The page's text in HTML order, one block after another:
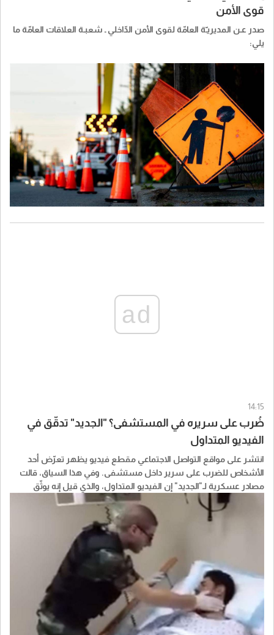
قوى الأمن
صدر عـن المديريـّة العامّة لقوى الأمن الدّاخلي ـ شعبـة العلاقات العامّة ما
يلي:
14-8-2026 ستقوم إحدى الشركات المتعهّدة بتنفيذ أعمال برشّ الزفت
ولغاية الساعة 5.00 من اليوم التالي.
سيتمّ قطع السير في المكان طيلة فترة الأعمال، وتحويله يسارًا من
تحت الجسر ما بعد محطّة ملّاح يمينًا باتّجاه البدوي وصولًا إلى منطقة
البدوي – دخولية النهر – الكرنتينا، أمّا صعودًا فباتّجاه جادّة شارل مالك أو
يسارًا باتّجاه كنيسة السيدة – ساسين.
ad
14:15
ضُرب على سريره في المستشفى؟ "الجديد" تدقّق في
الفيديو المتداول
انتشر على مواقع التواصل الاجتماعي مقطع فيديو يظهر تعرّض أحد
الأشخاص للضرب على سرير داخل مستشفى. وفي هذا السياق، قالت
مصادر عسكرية لـ"الجديد" إن الفيديو المتداول، والذي قيل إنه يوثّق
سنوات، مؤكدة أنه كان مفبركًا وغير دقيق عند نشره آنذاك أيضًا.